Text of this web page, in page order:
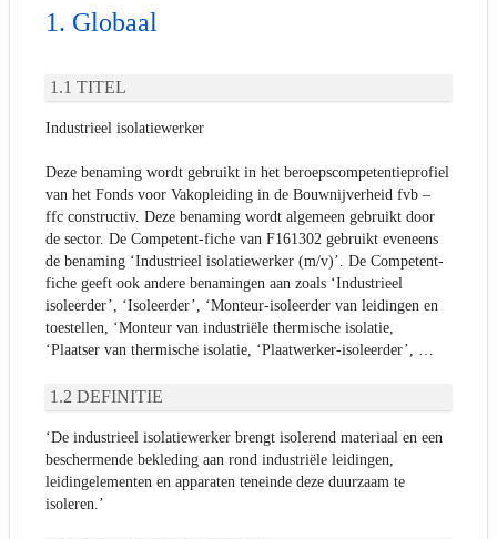
Globaal
TITEL
Industrieel isolatiewerker
Deze benaming wordt gebruikt in het beroepscompetentieprofiel
van het Fonds voor Vakopleiding in de Bouwnijverheid fvb –
ffc constructiv. Deze benaming wordt algemeen gebruikt door
de sector. De Competent-fiche van F161302 gebruikt eveneens
de benaming ‘Industrieel isolatiewerker (m/v)’. De Competent-
fiche geeft ook andere benamingen aan zoals ‘Industrieel
isoleerder’, ‘Isoleerder’, ‘Monteur-isoleerder van leidingen en
toestellen, ‘Monteur van industriële thermische isolatie,
‘Plaatser van thermische isolatie, ‘Plaatwerker-isoleerder’, …
DEFINITIE
‘De industrieel isolatiewerker brengt isolerend materiaal en een
beschermende bekleding aan rond industriële leidingen,
leidingelementen en apparaten teneinde deze duurzaam te
isoleren.’